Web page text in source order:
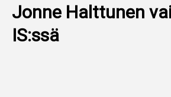
KALLE ROVANPERÄ
VALTTERI BOTTAS
Jonne Halttunen
IS:ssä